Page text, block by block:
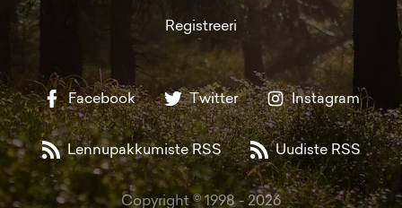
Registreeri
Facebook Twitter Instagram
Lennupakkumiste RSS Uudiste RSS
Copyright © 1998 -2026